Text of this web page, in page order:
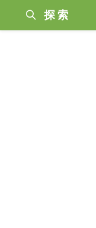
探索